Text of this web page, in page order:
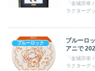
「金城宗幸
ラクターグ
ブルーロック
ブルーロ
アニで
「金城宗幸